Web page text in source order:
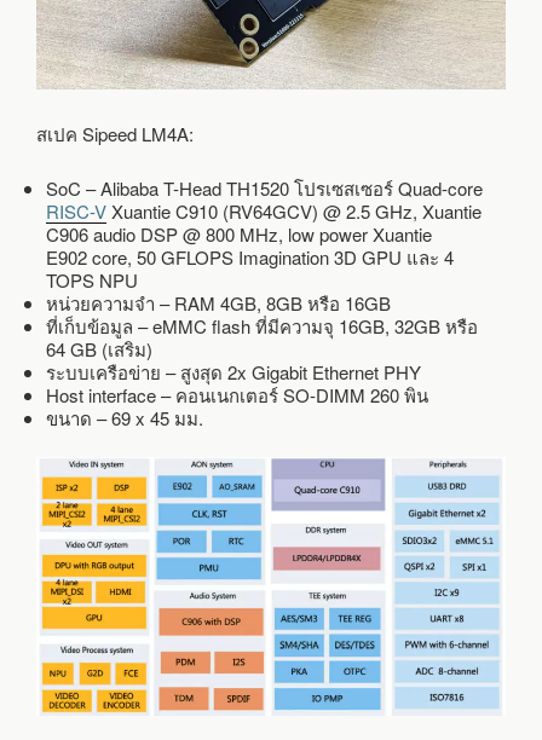
สเปค Sipeed LM4A:
SoC – Alibaba T-Head TH1520 โปรเซสเซอร์ Quad-core
RISC-VXuantie C910 (RV64GCV) @ 2.5 GHz, Xuantie
C906 audio DSP @ 800 MHz, low powerXuantie
E902core, 50 GFLOPS Imagination 3D GPU และ 4
TOPS NPU
หน่วยความจำ – RAM 4GB, 8GB หรือ 16GB
ที่เก็บข้อมูล – eMMC flash ที่มีความจุ 16GB, 32GB หรือ
64 GB (เสริม)
ระบบเครือข่าย – สูงสุด 2x Gigabit Ethernet PHY
Host interface – คอนเนกเตอร์ SO-DIMM 260 พิน
ขนาด – 69 x 45 มม.